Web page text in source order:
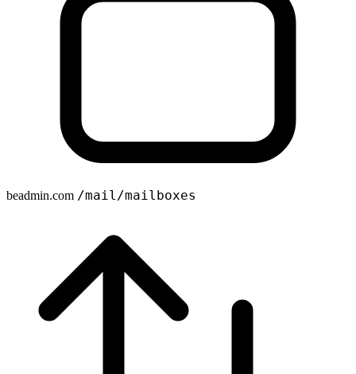
beadmin.com